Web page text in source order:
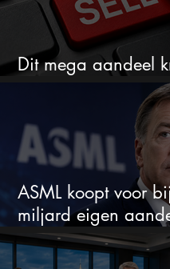
Dit mega aandeel
zeldzaam
ASML koopt voor
miljard eigen
zet of dure timing?